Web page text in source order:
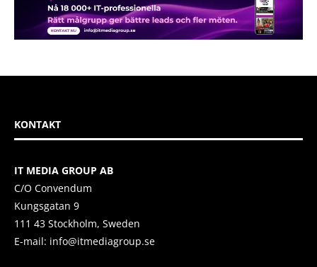
KONTAKT
IT MEDIA GROUP AB
C/O Convendum
Kungsgatan 9
111 43 Stockholm, Sweden
E-mail: info@itmediagroup.se